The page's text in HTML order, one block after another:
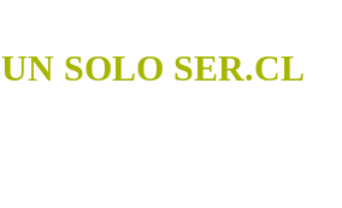
UN SOLO SER.CL